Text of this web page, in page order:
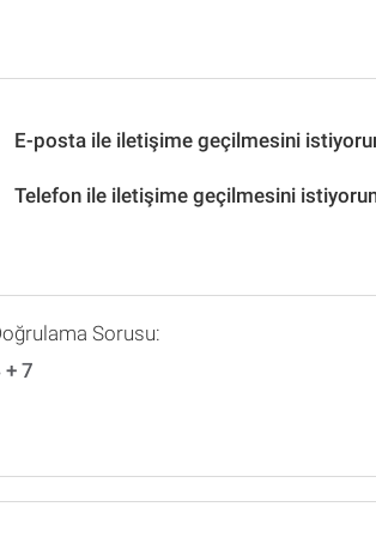
E-posta ile iletişime geçilmesini
Telefon ile iletişime geçilmesini
Sorusu:
+ 7